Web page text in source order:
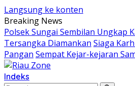
Langsung ke konten
Breaking News
Polsek Sungai Sembilan Ungkap
Tersangka Diamankan Siaga
Pangan Sempat Kejar-kejaran
Indeks